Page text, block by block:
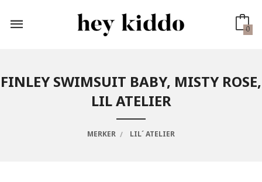
innholdet
0
FINLEY SWIMSUIT BABY, MISTY ROSE,
LIL ATELIER
MERKER LIL´ ATELIER